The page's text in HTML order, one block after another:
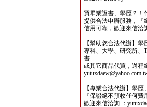
買畢業證書、學歷？！
提供合法申辦服務，『
信用可靠，歡迎來信洽
【幫助您合法代辦】
專科、大學、研究所、
書
或其它商品代買，過程
【專業合法代辦】學
『保證絕不預收任何
歡迎來信洽詢 ：